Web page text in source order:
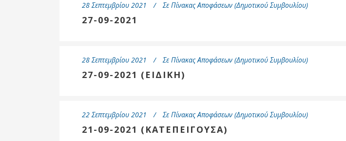
28 Σεπτεμβρίου 2021 Σε Πίνακας Αποφάσεων (Δημοτικού Συμβουλίου)
27-09-2021
28 Σεπτεμβρίου 2021 Σε Πίνακας Αποφάσεων (Δημοτικού Συμβουλίου)
27-09-2021 (ΕΙΔΙΚΗ)
22 Σεπτεμβρίου 2021 Σε Πίνακας Αποφάσεων (Δημοτικού Συμβουλίου)
21-09-2021 (ΚΑΤΕΠΕΙΓΟΥΣΑ)